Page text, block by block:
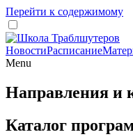
Перейти к содержимому
НовостиРасписание
Menu
Направления и
Каталог